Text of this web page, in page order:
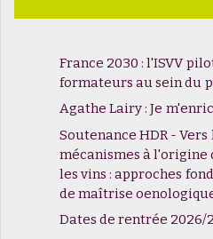
France 2030 : l'ISVV
formateurs au sein du
Agathe Lairy : Je
Soutenance HDR -
mécanismes à l'origine
les vins : approches
de maîtrise
Dates de rentrée 2026/